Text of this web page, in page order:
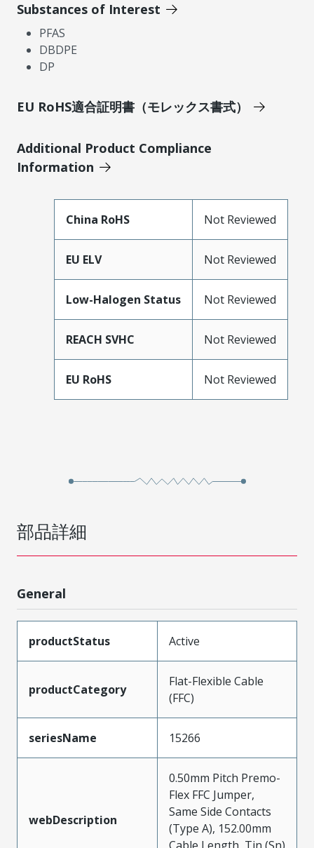
Substances of Interest
PFAS
DBDPE
DP
EU RoHS適合証明書（モレックス書式）
Additional Product Compliance
Information
China RoHS Not Reviewed
EU ELV Not Reviewed
Low-Halogen Status Not Reviewed
REACH SVHC Not Reviewed
EU RoHS Not Reviewed
部品詳細
General
productStatus Active
productCategory
Flat-Flexible Cable
(FFC)
seriesName 15266
webDescription
0.50mm Pitch Premo-
Flex FFC Jumper,
Same Side Contacts
(Type A), 152.00mm